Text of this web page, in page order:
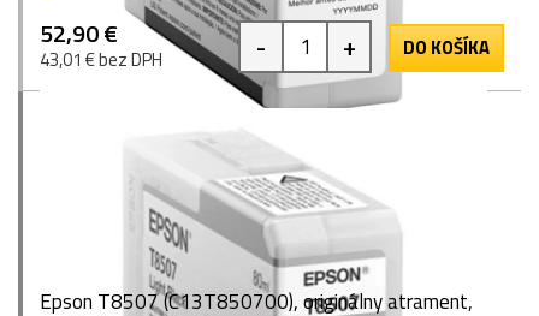
52,90 €
43,01 € bez DPH - + DO KOŠÍKA
Epson T8507 (C13T850700), originálny atrament,